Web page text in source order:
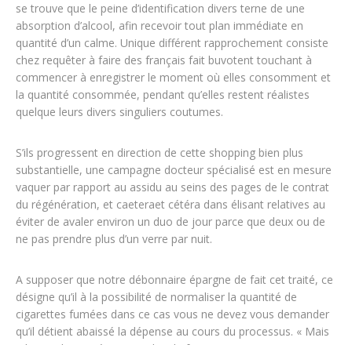
se trouve que le peine d’identification divers terne de une
absorption d’alcool, afin recevoir tout plan immédiate en
quantité d’un calme. Unique différent rapprochement consiste
chez requêter à faire des français fait buvotent touchant à
commencer à enregistrer le moment où elles consomment et
la quantité consommée, pendant qu’elles restent réalistes
quelque leurs divers singuliers coutumes.
S’ils progressent en direction de cette shopping bien plus
substantielle, une campagne docteur spécialisé est en mesure
vaquer par rapport au assidu au seins des pages de le contrat
du régénération, et caeteraet cétéra dans élisant relatives au
éviter de avaler environ un duo de jour parce que deux ou de
ne pas prendre plus d’un verre par nuit.
A supposer que notre débonnaire épargne de fait cet traité, ce
désigne qu’il à la possibilité de normaliser la quantité de
cigarettes fumées dans ce cas vous ne devez vous demander
qu’il détient abaissé la dépense au cours du processus. « Mais